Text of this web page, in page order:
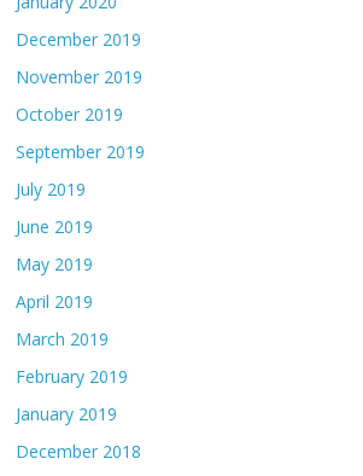
December 2019
November 2019
October 2019
September 2019
July 2019
June 2019
May 2019
April 2019
March 2019
February 2019
January 2019
December 2018